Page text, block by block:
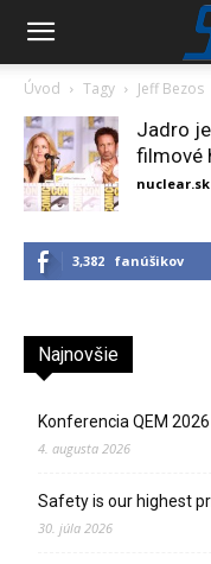
Úvod Tagy Jeff Bezos
Jadro
filmové
3,382 fanúšikov
Najnovšie
Konferencia QEM 2026
4. augusta 2026
Safety is our highest
30. júla 2026